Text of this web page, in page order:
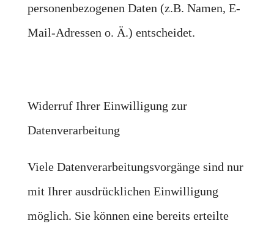
personenbezogenen Daten (z.B. Namen, E-
Mail-Adressen o. Ä.) entscheidet.
Widerruf Ihrer Einwilligung zur
Datenverarbeitung
Viele Datenverarbeitungsvorgänge sind nur
mit Ihrer ausdrücklichen Einwilligung
möglich. Sie können eine bereits erteilte